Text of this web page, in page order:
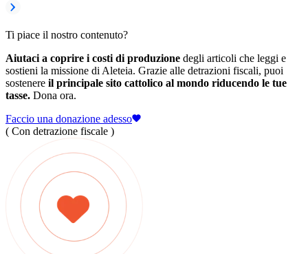
Ti piace il nostro contenuto?
Aiutaci a coprire i costi di produzione degli articoli che leggi e
sostieni la missione di Aleteia. Grazie alle detrazioni fiscali, puoi
sostenere il principale sito cattolico al mondo riducendo le tue
tasse. Dona ora.
Faccio una donazione adesso
( Con detrazione fiscale )